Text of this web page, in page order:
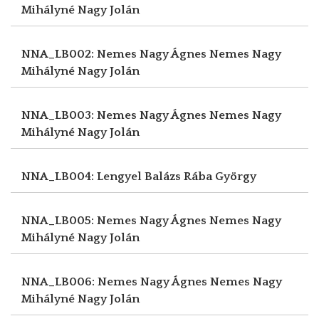
Mihályné Nagy Jolán
NNA_LB002: Nemes Nagy Ágnes Nemes Nagy
Mihályné Nagy Jolán
NNA_LB003: Nemes Nagy Ágnes Nemes Nagy
Mihályné Nagy Jolán
NNA_LB004: Lengyel Balázs Rába György
NNA_LB005: Nemes Nagy Ágnes Nemes Nagy
Mihályné Nagy Jolán
NNA_LB006: Nemes Nagy Ágnes Nemes Nagy
Mihályné Nagy Jolán